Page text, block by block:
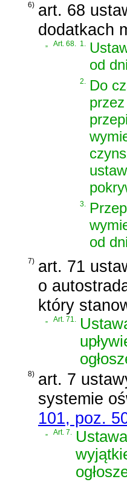
6) art. 68
dodatkach
„ Art. 68. 1.
od
2. Do
3.
od
7) art. 71
o
który
Art. 71.
8) art. 7
systemie
101, poz.
„ Art. 7.